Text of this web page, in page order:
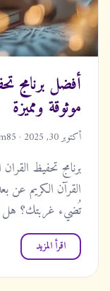
أفضل برنامج
موثوقة ومميزة
أكتوبر 30, 2025 · mahmoudismailm85
برنامج تحفيظ
القرآن الكريم عن
تُضيء غربتك؟
اقرأ المزيد